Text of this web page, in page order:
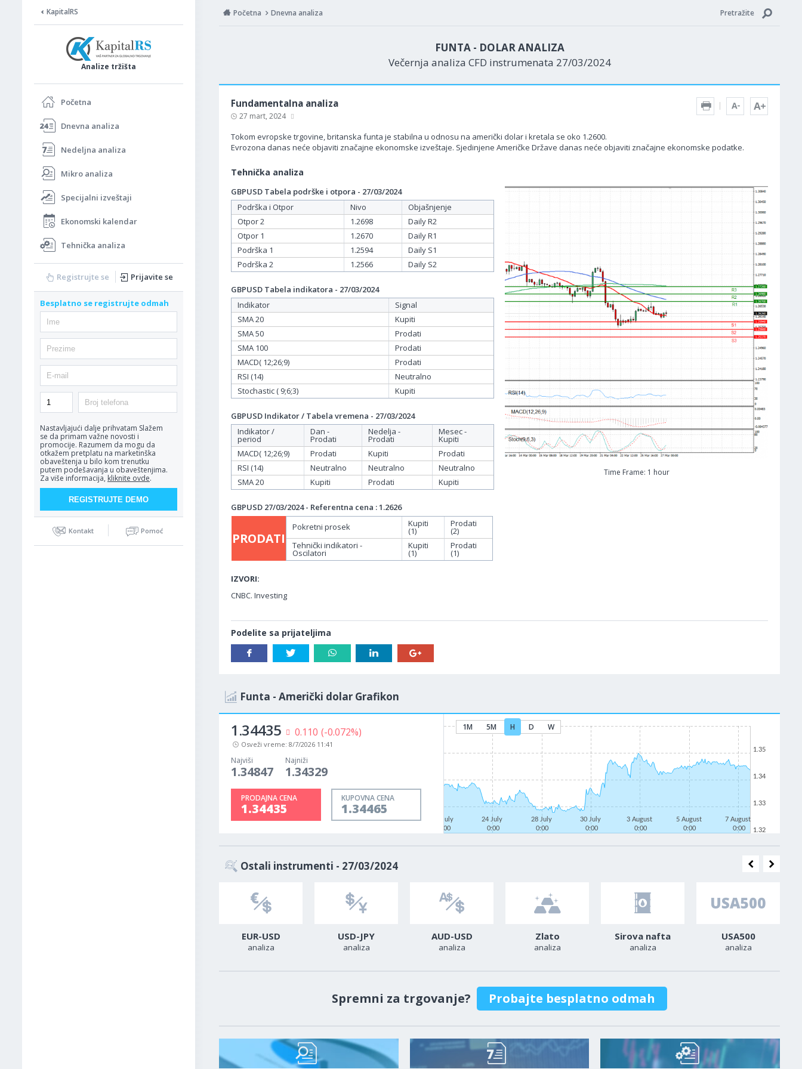
KapitalRS
Analize tržišta
Početna
Dnevna analiza
Nedeljna analiza
Mikro analiza
Specijalni izveštaji
Ekonomski kalendar
Tehnička analiza
Registrujte se Prijavite se
Besplatno se registrujte odmah
Nastavljajući dalje prihvatam Slažem
se da primam važne novosti i
promocije. Razumem da mogu da
otkažem pretplatu na marketinška
obaveštenja u bilo kom trenutku
putem podešavanja u obaveštenjima.
Za više informacija, kliknite ovde.
Kontakt Pomoć
Početna Dnevna analiza Pretražite
FUNTA - DOLAR ANALIZA
Večernja analiza CFD instrumenata 27/03/2024
Fundamentalna analiza
27 mart, 2024
Tokom evropske trgovine, britanska funta je stabilna u odnosu na američki dolar i kretala se oko 1.2600.
Evrozona danas neće objaviti značajne ekonomske izveštaje. Sjedinjene Američke Države danas neće objaviti značajne ekonomske podatke.
Tehnička analiza
Time Frame: 1 hour
GBPUSD Tabela podrške i otpora - 27/03/2024
Podrška i Otpor
Nivo
Objašnjenje
Otpor 2
1.2698
Daily R2
Otpor 1
1.2670
Daily R1
Podrška 1
1.2594
Daily S1
Podrška 2
1.2566 Daily S2
GBPUSD Tabela indikatora - 27/03/2024
Indikator
Signal
SMA 20
Kupiti
SMA 50
Prodati
SMA 100
Prodati
MACD( 12;26;9)
Prodati
RSI (14)
Neutralno
Stochastic ( 9;6;3)
Kupiti
GBPUSD Indikator / Tabela vremena - 27/03/2024
Indikator /
period
Dan -
Prodati
Nedelja -
Prodati
Mesec -
Kupiti
MACD( 12;26;9)
Prodati Kupiti
Prodati
RSI (14)
Neutralno Neutralno
Neutralno
SMA 20
Kupiti Prodati Kupiti
GBPUSD 27/03/2024 - Referentna cena : 1.2626
PRODATI
Pokretni prosek Kupiti
(1)
Prodati
(2)
Tehnički indikatori -
Oscilatori
Kupiti
(1)
Prodati
(1)
IZVORI:
CNBC. Investing
Podelite sa prijateljima
Funta - Američki dolar Grafikon
1.34435 0.110 (-0.072%)
Osveži vreme: 8/7/2026 11:41
Najviši
1.34847
Najniži
1.34329
PRODAJNA CENA
1.34435
KUPOVNA CENA
1.34465
1M 5M H D W
22 July
0:00
24 July
0:00
28 July
0:00
30 July
0:00
3 August
0:00
5 August
0:00
7 August
0:00
1.32
1.33
1.34
1.35
Ostali instrumenti - 27/03/2024
EUR-USD
analiza
USD-JPY
analiza
AUD-USD
analiza
Zlato
analiza
Sirova nafta
analiza
USA500
analiza
Spremni za trgovanje? Probajte besplatno odmah